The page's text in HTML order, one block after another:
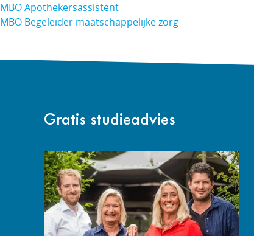
MBO Apothekersassistent
MBO Begeleider maatschappelijke zorg
Gratis studieadvies